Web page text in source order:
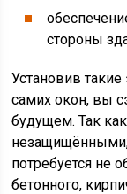
стороны
Установив
самих окон, вы
будущем. Так
незащищёнными,
потребуется не
бетонного,